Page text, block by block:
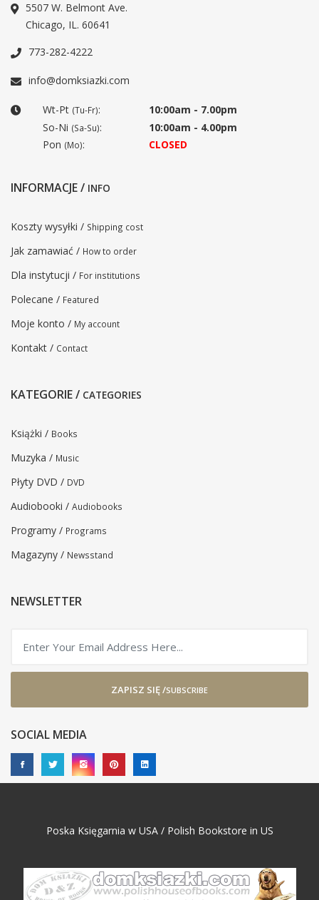
5507 W. Belmont Ave.
Chicago, IL. 60641
773-282-4222
info@domksiazki.com
Wt-Pt (Tu-Fr):
10:00am - 7.00pm
So-Ni (Sa-Su):
10:00am - 4.00pm
Pon (Mo): CLOSED
INFORMACJE / INFO
Koszty wysyłki / Shipping cost
Jak zamawiać / How to order
Dla instytucji / For institutions
Polecane / Featured
Moje konto / My account
Kontakt / Contact
KATEGORIE / CATEGORIES
Książki / Books
Muzyka / Music
Płyty DVD / DVD
Audiobooki / Audiobooks
Programy / Programs
Magazyny / Newsstand
NEWSLETTER
ZAPISZ SIĘ /SUBSCRIBE
SOCIAL MEDIA
Poska Księgarnia w USA / Polish Bookstore in US